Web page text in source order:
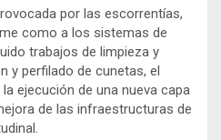
por las escorrentías,
como a los sistemas de
trabajos de limpieza y
y perfilado de cunetas, el
ejecución de una nueva capa
de las infraestructuras de